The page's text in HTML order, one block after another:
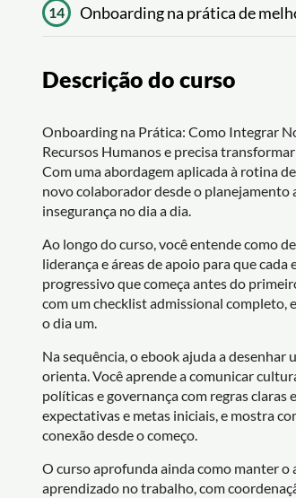
14 Onboarding na prática de
Descrição do curso
Onboarding na Prática: Como Integrar
Recursos Humanos e precisa
Com uma abordagem aplicada à rotina
novo colaborador desde o planejamento
insegurança no dia a dia.
Ao longo do curso, você entende como
liderança e áreas de apoio para que
progressivo que começa antes do
com um checklist admissional completo,
o dia um.
Na sequência, o ebook ajuda a desenhar
orienta. Você aprende a comunicar
políticas e governança com regras
expectativas e metas iniciais, e mostra
conexão desde o começo.
O curso aprofunda ainda como manter o
aprendizado no trabalho, com